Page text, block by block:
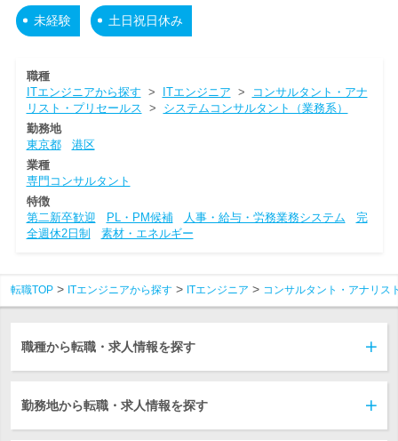
未経験 土日祝日休み
職種
ITエンジニアから探す > ITエンジニア >
コンサルタント・アナ
リスト・プリセールス > システムコンサルタント（業務系）
勤務地
東京都
港区
業種
専門コンサルタント
特徴
第二新卒歓迎
PL・PM候補 人事・給与・労務業務システム
完
全週休2日制
素材・エネルギー
転職TOP ITエンジニアから探す ITエンジニア コンサルタント・アナリス
職種から転職・求人情報を探す
勤務地から転職・求人情報を探す